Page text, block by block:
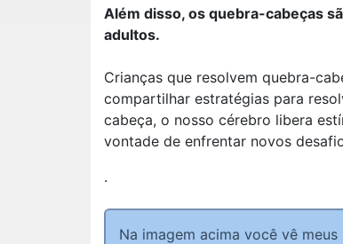
Além disso, os quebra-cabeças
adultos.
Crianças que resolvem quebra-
compartilhar estratégias para
cabeça, o nosso cérebro libera
vontade de enfrentar novos
.
Na imagem acima você vê meus